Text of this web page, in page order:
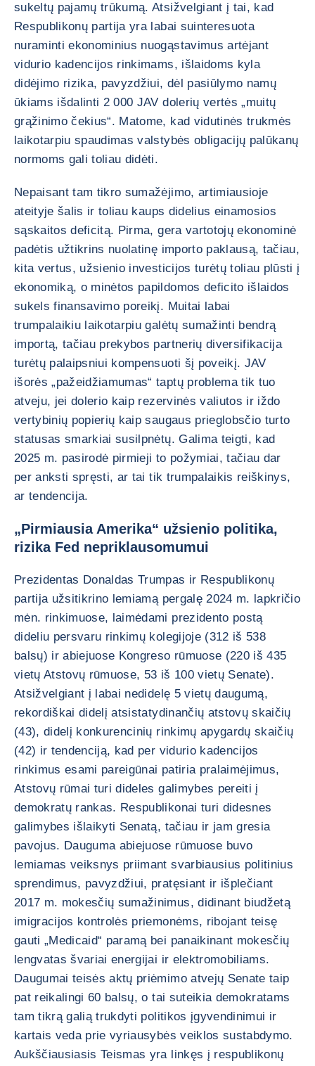
sukeltų pajamų trūkumą. Atsižvelgiant į tai, kad
Respublikonų partija yra labai suinteresuota
nuraminti ekonominius nuogąstavimus artėjant
vidurio kadencijos rinkimams, išlaidoms kyla
didėjimo rizika, pavyzdžiui, dėl pasiūlymo namų
ūkiams išdalinti 2 000 JAV dolerių vertės „muitų
grąžinimo čekius“. Matome, kad vidutinės trukmės
laikotarpiu spaudimas valstybės obligacijų palūkanų
normoms gali toliau didėti.
Nepaisant tam tikro sumažėjimo, artimiausioje
ateityje šalis ir toliau kaups didelius einamosios
sąskaitos deficitą. Pirma, gera vartotojų ekonominė
padėtis užtikrins nuolatinę importo paklausą, tačiau,
kita vertus, užsienio investicijos turėtų toliau plūsti į
ekonomiką, o minėtos papildomos deficito išlaidos
sukels finansavimo poreikį. Muitai labai
trumpalaikiu laikotarpiu galėtų sumažinti bendrą
importą, tačiau prekybos partnerių diversifikacija
turėtų palaipsniui kompensuoti šį poveikį. JAV
išorės „pažeidžiamumas“ taptų problema tik tuo
atveju, jei dolerio kaip rezervinės valiutos ir iždo
vertybinių popierių kaip saugaus prieglobsčio turto
statusas smarkiai susilpnėtų. Galima teigti, kad
2025 m. pasirodė pirmieji to požymiai, tačiau dar
per anksti spręsti, ar tai tik trumpalaikis reiškinys,
ar tendencija.
„Pirmiausia Amerika“ užsienio politika,
rizika Fed nepriklausomumui
Prezidentas Donaldas Trumpas ir Respublikonų
partija užsitikrino lemiamą pergalę 2024 m. lapkričio
mėn. rinkimuose, laimėdami prezidento postą
dideliu persvaru rinkimų kolegijoje (312 iš 538
balsų) ir abiejuose Kongreso rūmuose (220 iš 435
vietų Atstovų rūmuose, 53 iš 100 vietų Senate).
Atsižvelgiant į labai nedidelę 5 vietų daugumą,
rekordiškai didelį atsistatydinančių atstovų skaičių
(43), didelį konkurencinių rinkimų apygardų skaičių
(42) ir tendenciją, kad per vidurio kadencijos
rinkimus esami pareigūnai patiria pralaimėjimus,
Atstovų rūmai turi dideles galimybes pereiti į
demokratų rankas. Respublikonai turi didesnes
galimybes išlaikyti Senatą, tačiau ir jam gresia
pavojus. Dauguma abiejuose rūmuose buvo
lemiamas veiksnys priimant svarbiausius politinius
sprendimus, pavyzdžiui, pratęsiant ir išplečiant
2017 m. mokesčių sumažinimus, didinant biudžetą
imigracijos kontrolės priemonėms, ribojant teisę
gauti „Medicaid“ paramą bei panaikinant mokesčių
lengvatas švariai energijai ir elektromobiliams.
Daugumai teisės aktų priėmimo atvejų Senate taip
pat reikalingi 60 balsų, o tai suteikia demokratams
tam tikrą galią trukdyti politikos įgyvendinimui ir
kartais veda prie vyriausybės veiklos sustabdymo.
Aukščiausiasis Teismas yra linkęs į respublikonų